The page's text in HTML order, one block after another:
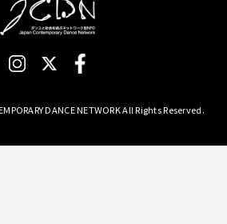
DANCE NETWORK All Rights Reserved.